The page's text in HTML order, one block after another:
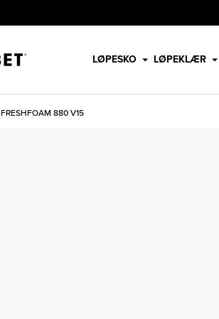
LØPESKO LØPEKLÆR
FRESHFOAM 880 V15